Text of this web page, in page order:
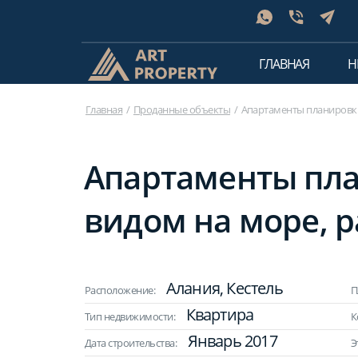
ГЛАВНАЯ
Главная Проданные объекты Апартаменты
Апартаменты
видом на море,
Расположение: Алания, Кестель
Тип недвижимости:
Квартира
Дата строительства:
Январь 2017